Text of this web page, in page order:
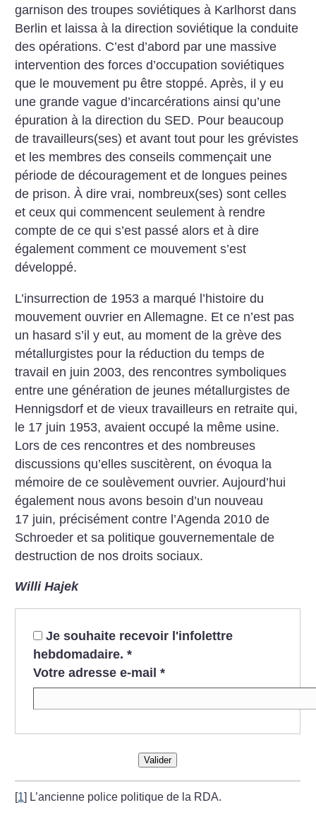
garnison des troupes soviétiques à Karlhorst dans
Berlin et laissa à la direction soviétique la conduite
des opérations. C’est d’abord par une massive
intervention des forces d’occupation soviétiques
que le mouvement pu être stoppé. Après, il y eu
une grande vague d’incarcérations ainsi qu’une
épuration à la direction du SED. Pour beaucoup
de travailleurs(ses) et avant tout pour les grévistes
et les membres des conseils commençait une
période de découragement et de longues peines
de prison. À dire vrai, nombreux(ses) sont celles
et ceux qui commencent seulement à rendre
compte de ce qui s’est passé alors et à dire
également comment ce mouvement s’est
développé.
L’insurrection de 1953 a marqué l’histoire du
mouvement ouvrier en Allemagne. Et ce n’est pas
un hasard s’il y eut, au moment de la grève des
métallurgistes pour la réduction du temps de
travail en juin 2003, des rencontres symboliques
entre une génération de jeunes métallurgistes de
Hennigsdorf et de vieux travailleurs en retraite qui,
le 17 juin 1953, avaient occupé la même usine.
Lors de ces rencontres et des nombreuses
discussions qu’elles suscitèrent, on évoqua la
mémoire de ce soulèvement ouvrier. Aujourd’hui
également nous avons besoin d’un nouveau
17 juin, précisément contre l’Agenda 2010 de
Schroeder et sa politique gouvernementale de
destruction de nos droits sociaux.
Willi Hajek
Je souhaite recevoir l'infolettre
hebdomadaire. *
Votre adresse e-mail *
Valider
[1] L’ancienne police politique de la RDA.